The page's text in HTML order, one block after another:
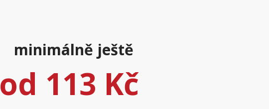
minimálně ještě
od 113 Kč